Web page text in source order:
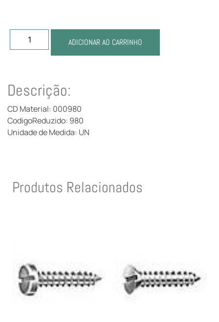
ADICIONAR AO CARRINHO
Descrição:
CD Material: 000980
CodigoReduzido: 980
Unidade de Medida: UN
Produtos Relacionados